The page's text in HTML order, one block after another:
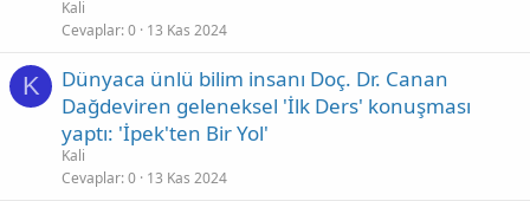
Kali
Cevaplar 0 13 Kas 2024
K
Dünyaca ünlü bilim insanı Doç. Dr. Canan
Dağdeviren geleneksel 'İlk Ders' konuşması
yaptı: 'İpek'ten Bir Yol'
Kali
Cevaplar 0 13 Kas 2024